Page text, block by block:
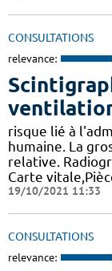
CONSULTATIONS
relevance:
risque lié à
humaine. La
relative.
Carte
19/10/2021 11:33
CONSULTATIONS
relevance: